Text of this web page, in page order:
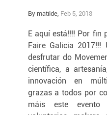
By matilde, Feb 5, 2018
E aquí está!!!! Por fin
Faire Galicia 2017!!!
desfrutar do
científica, a
innovación en
grazas a todos por
máis este